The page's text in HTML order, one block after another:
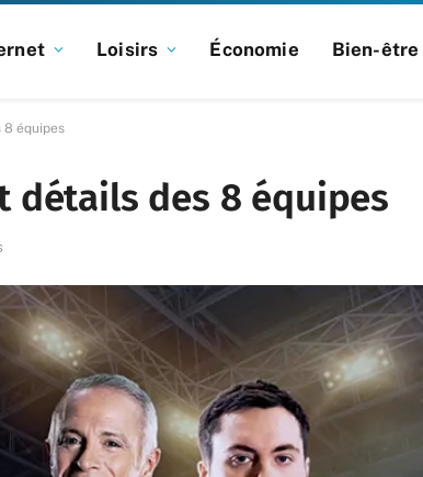
Loisirs Économie Bien-être
8 équipes
détails des 8 équipes